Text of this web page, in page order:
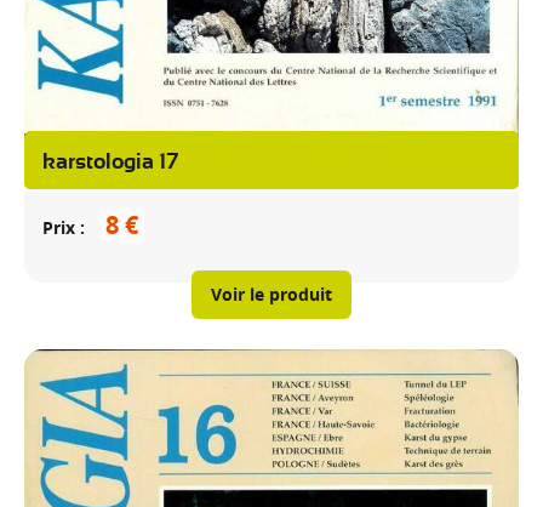
karstologia 17
Prix 8 €
Voir le produit